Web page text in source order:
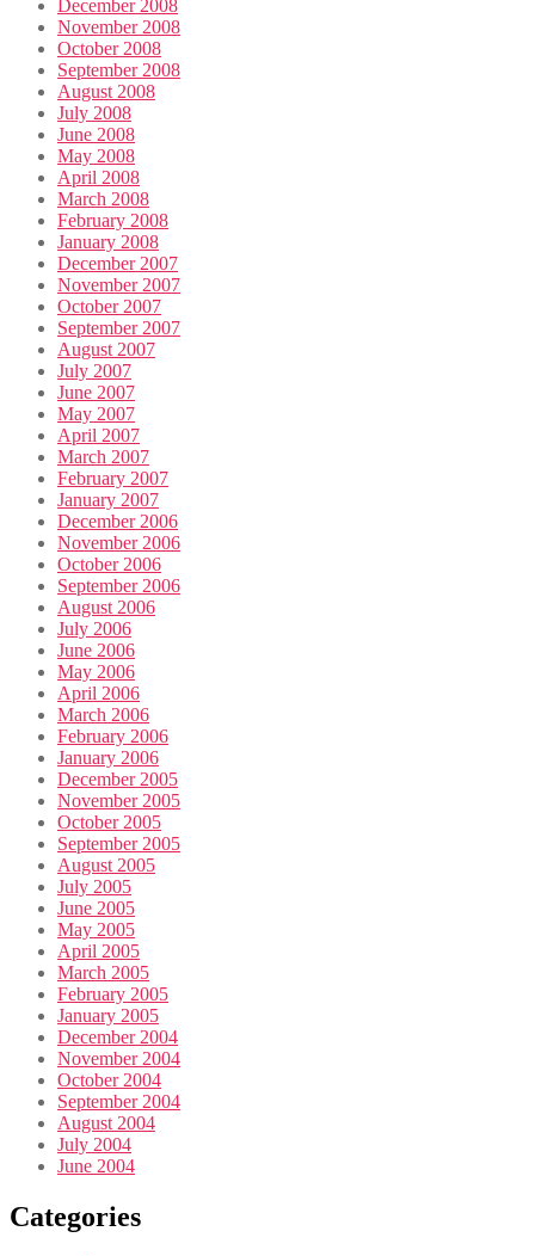
December 2008
November 2008
October 2008
September 2008
August 2008
July 2008
June 2008
May 2008
April 2008
March 2008
February 2008
January 2008
December 2007
November 2007
October 2007
September 2007
August 2007
July 2007
June 2007
May 2007
April 2007
March 2007
February 2007
January 2007
December 2006
November 2006
October 2006
September 2006
August 2006
July 2006
June 2006
May 2006
April 2006
March 2006
February 2006
January 2006
December 2005
November 2005
October 2005
September 2005
August 2005
July 2005
June 2005
May 2005
April 2005
March 2005
February 2005
January 2005
December 2004
November 2004
October 2004
September 2004
August 2004
July 2004
June 2004
Categories